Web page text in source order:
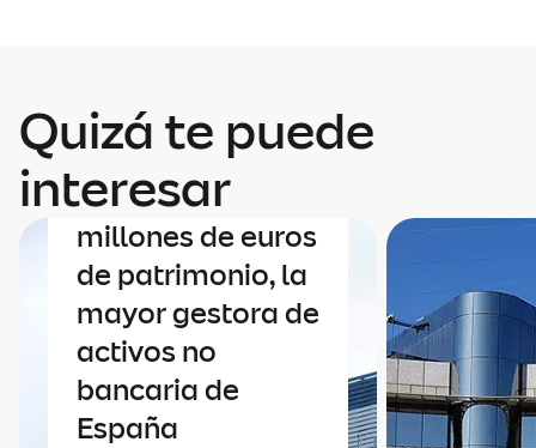
Quizá te puede
interesar
Finanzas
Mapfre AM roza
los 40.000
millones de euros
de patrimonio, la
mayor gestora de
activos no
bancaria de
España